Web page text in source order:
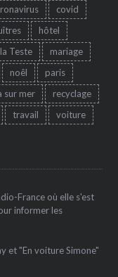
covid
hôtel
la Teste
mariage
noêl
paris
sur mer
recyclage
travail
voiture
France où elle s'est
informer les
et "En voiture Simone"